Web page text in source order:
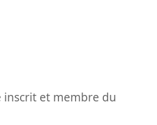
et membre du